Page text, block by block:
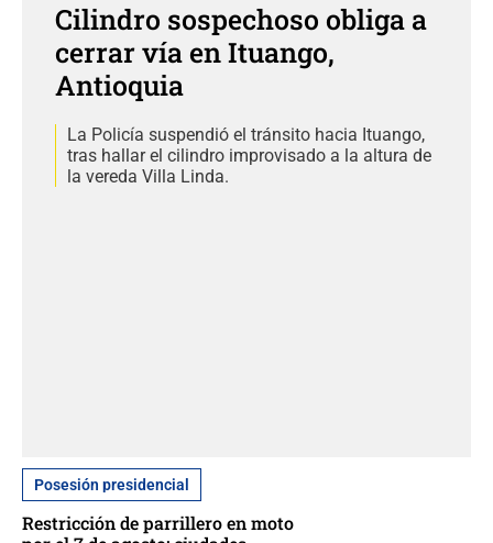
Cilindro sospechoso obliga a
cerrar vía en Ituango,
Antioquia
La Policía suspendió el tránsito hacia Ituango,
tras hallar el cilindro improvisado a la altura de
la vereda Villa Linda.
Posesión presidencial
Restricción de parrillero en moto